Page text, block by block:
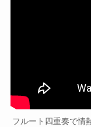
フルート四重奏で情